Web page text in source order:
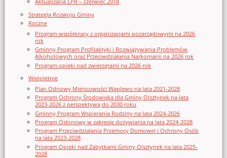
Strategia Rozwoju Gminy
Roczne
Program współpracy z organizacjami pozarządowymi na 2026
rok
Gminny Program Profilaktyki i Rozwiązywania Problemów
Alkoholowych oraz Przeciwdziałania Narkomanii na 2026 rok
Program opieki nad zwierzętami na 2026 rok
Wieloletnie
Plan Odnowy Miejscowości Waplewo na lata 2021-2028
Program Ochrony Środowiska dla Gminy Olsztynek na lata
2023-2026 z perspektywą do 2030 roku
Gminny Program Wspierania Rodziny na lata 2024-2026
Program Osłonowy w zakresie dożywiania na lata 2024-2028
Program Przeciwdziałania Przemocy Domowej i Ochrony Osób
na lata 2023-2028
Program Opieki nad Zabytkami Gminy Olsztynek na lata 2025-
2028